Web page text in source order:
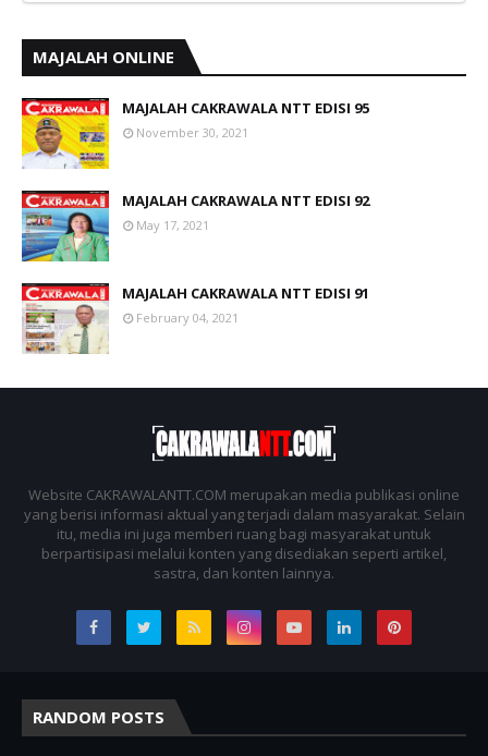
MAJALAH ONLINE
MAJALAH CAKRAWALA NTT EDISI 95
November 30, 2021
MAJALAH CAKRAWALA NTT EDISI 92
May 17, 2021
MAJALAH CAKRAWALA NTT EDISI 91
February 04, 2021
Website CAKRAWALANTT.COM merupakan media publikasi online
yang berisi informasi aktual yang terjadi dalam masyarakat. Selain
itu, media ini juga memberi ruang bagi masyarakat untuk
berpartisipasi melalui konten yang disediakan seperti artikel,
sastra, dan konten lainnya.
RANDOM POSTS